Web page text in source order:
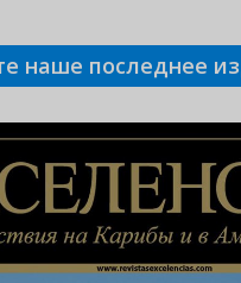
наше последнее